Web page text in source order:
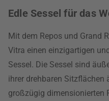
Edle Sessel für das
Mit dem Repos und Grand
Vitra einen einzigartigen
Sessel. Die Sessel sind
ihrer drehbaren
großzügig dimensionierten